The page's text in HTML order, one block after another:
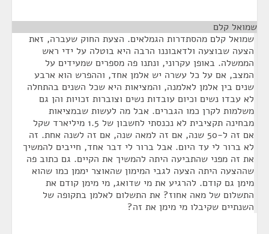
שמואל קלם
שמואל קלם מהסתדרות הגמלאים. הצעת החוק שעברה, זאת
הצעה שבוצעה ולדאבוננו הרבה היא בוטלה על ידי ראש
הממשלה. באופן עקרוני, ונתנו פה מספרים שמעידים על
המצב, אם על כל עשרה יש אלמן אחד, וההפרש הוא ארבע
שנים בין אלמן לאלמנה, והמציאות היא שכל השנים בהתחלה
לא עבדו נשים וכיום עובדות נשים וצוברות זכויות והן גם
משלמות לקרן כמו הגברים. אבל מה לעשות שבמציאות
מבחינה תקציבית לא נכנסתי לחשבון של 1.5 מיליארד שקל
אם זה ל-50 שנה, אם זה למאה שנה, אם זה לשנה אחת. זה
לא ברור לי עד היום. אבל ברור לי דבר אחד, חייבים להמשיך
את זה מפני שהתביעה היתה להמשיך את הקיים. גם כתוב פה
שההצעה היתה הצעה לגבי המימון שהאוצר יממן כמו שהוא
מימן גם קודם. להרגיע את מי שדואג, מי מימן קודם את
התשלום של מאה אחוז? את התשלום לאלמן בתקופה של
השנתיים שקיבלו מי מימן את זה?